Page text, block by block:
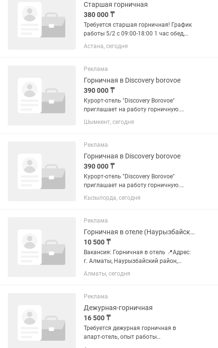
Старшая горничная
380 000 ₸
Требуется старшая горничная! График
работы 5/2 с 09:00-18:00 1 час обед,
питание предоставляется.
Обязанности: соблюдать санитарные
уборщиц и прачечной, читсота...
Астана, сегодня
Реклама
Горничная в Discovery borovoe
390 000 ₸
Курорт-отель "Discovery Borovoe"
приглашает на работу горничную.
"Discovery Borovoe" — курорт-отель для
семейного отдыха, где есть
время вместе со своими родными и...
Шымкент, сегодня
Реклама
Горничная в Discovery borovoe
390 000 ₸
Курорт-отель "Discovery Borovoe"
приглашает на работу горничную.
"Discovery Borovoe" — курорт-отель для
семейного отдыха, где есть
время вместе со своими родными и...
Кызылорда, сегодня
Реклама
Горничная в отеле (Наурызбайский район)
10 500 ₸
Вакансия: Горничная в отель 📍Адрес:
г. Алматы, Наурызбайский район,
Таусамалы, 50А 💸 Оплата: 10 500 тг за
смену 🕗 График: 5/2, с 08:00 до 17:00
современный отель....
Алматы, сегодня
Реклама
Дежурная-горничная
16 500 ₸
Требуется дежурная горничная в
апарт-отель, опыт работы
приветствуется. Ищем девушек от 28